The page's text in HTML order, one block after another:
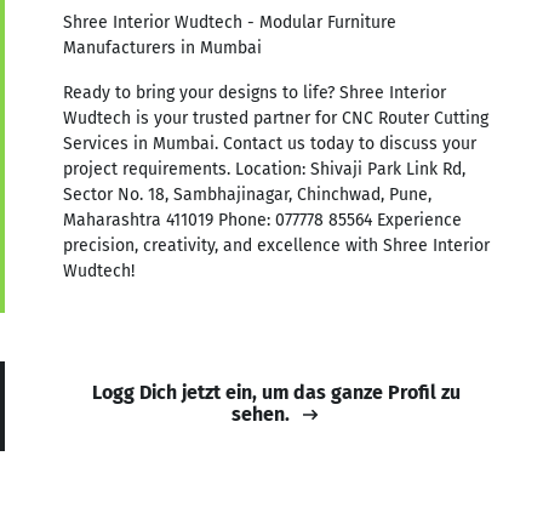
Shree Interior Wudtech - Modular Furniture
Manufacturers in Mumbai
Ready to bring your designs to life? Shree Interior
Wudtech is your trusted partner for CNC Router Cutting
Services in Mumbai. Contact us today to discuss your
project requirements. Location: Shivaji Park Link Rd,
Sector No. 18, Sambhajinagar, Chinchwad, Pune,
Maharashtra 411019 Phone: 077778 85564 Experience
precision, creativity, and excellence with Shree Interior
Wudtech!
Logg Dich jetzt ein, um das ganze Profil zu
sehen.